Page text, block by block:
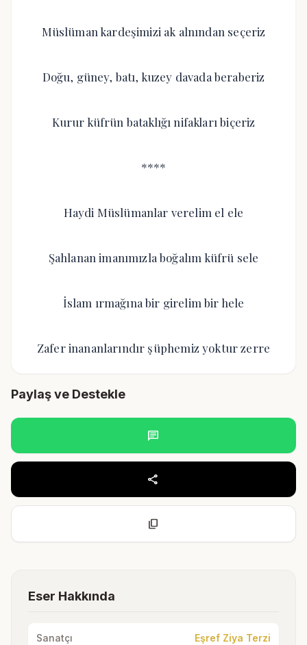
Müslüman kardeşimizi ak alnından seçeriz
Doğu, güney, batı, kuzey davada beraberiz
Kurur küfrün bataklığı nifakları biçeriz
****
Haydi Müslümanlar verelim el ele
Şahlanan imanımızla boğalım küfrü sele
İslam ırmağına bir girelim bir hele
Zafer inananlarındır şüphemiz yoktur zerre
Paylaş ve Destekle
chat
share
content_copy
Eser Hakkında
Sanatçı Eşref Ziya Terzi